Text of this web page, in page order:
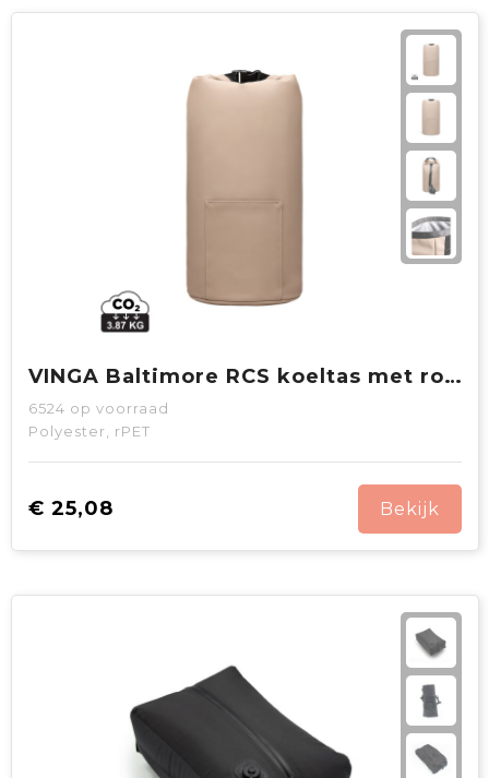
VINGA Baltimore RCS koeltas met rolsluiting
6524 op voorraad
Polyester, rPET
€ 25,08 Bekijk